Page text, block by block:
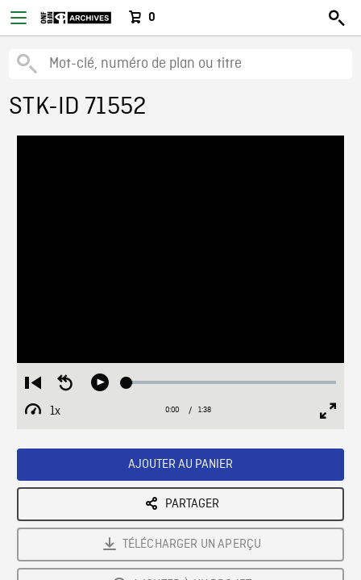
0
STK-ID 71552
Restart
from
beginning
Seek
Play Loaded:
1x
Playback
Current
0:00 / Duration
1:38
AJOUTER AU PANIER
PARTAGER
TÉLÉCHARGER UN APERÇU